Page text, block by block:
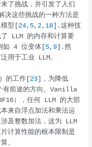
了挑战，并引发了人们
决这些挑战的一种方法是
模型[24, 5, 2, 18].这种技
LLM 的内存和计算要
如 4 位变体[5, 9].然
用于工业 LLM。
的工作[23]，为降低
有前途的方向。Vanilla
），任何 LLM 的大部
来自浮点加法和乘法运
及整数加法，这为 LLM
计算性能的根本限制是
。